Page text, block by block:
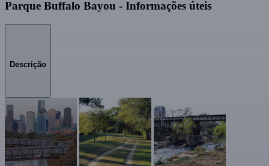
Parque Buffalo Bayou - Informações úteis
Descrição